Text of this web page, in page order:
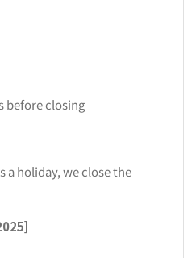
before closing
a holiday, we close the